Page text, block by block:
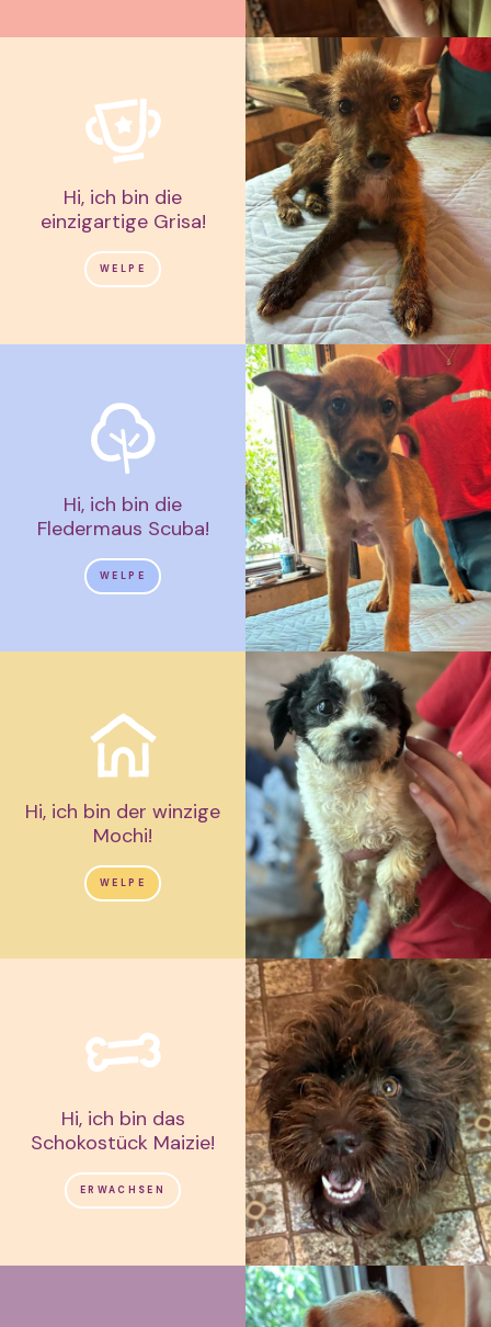
Hi, ich bin die
einzigartige Grisa!
WELPE
Hi, ich bin die
Fledermaus Scuba!
WELPE
Hi, ich bin der winzige
Mochi!
WELPE
Hi, ich bin das
Schokostück Maizie!
ERWACHSEN